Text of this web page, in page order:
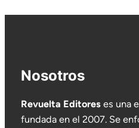
Nosotros
Revuelta Editoreses una
fundada en el 2007. Se